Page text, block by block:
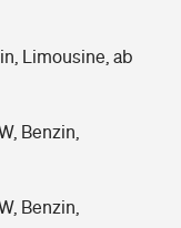
Limousine, ab
Benzin,
Benzin,